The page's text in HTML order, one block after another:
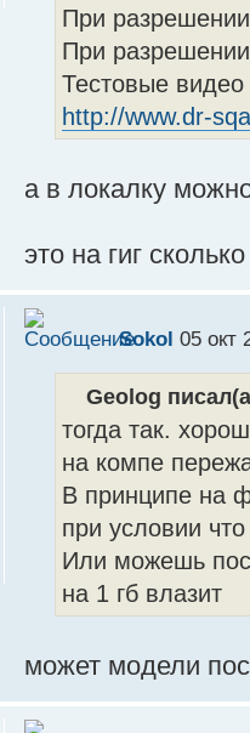
При
При
Тестовые
http://www.dr-
а в локалку
это на гиг
Sokol 05 окт
Geolog
тогда так.
на компе
В принципе на
при условии
Или можешь
на 1 гб влазит
может модели